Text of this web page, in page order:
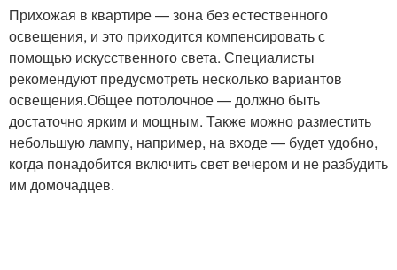
Прихожая в квартире — зона без естественного
освещения, и это приходится компенсировать с
помощью искусственного света. Специалисты
рекомендуют предусмотреть несколько вариантов
освещения.Общее потолочное — должно быть
достаточно ярким и мощным. Также можно разместить
небольшую лампу, например, на входе — будет удобно,
когда понадобится включить свет вечером и не разбудить
им домочадцев.